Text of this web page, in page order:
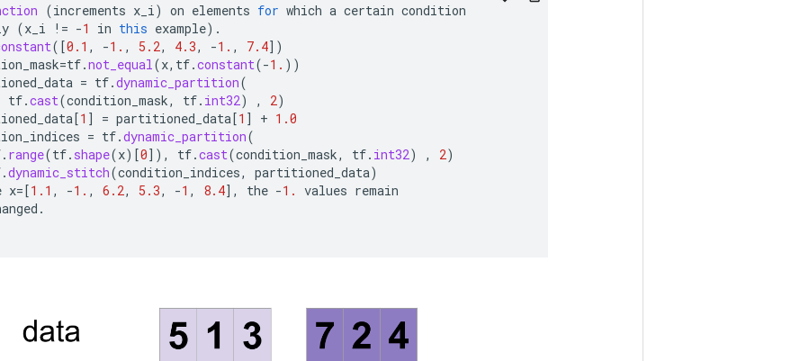
(increments x_i) on elements for which a certain condition
(x_i != -1 in this example).
( [0.1 , -1. , 5.2, 4.3, -1. , 7.4] )
=tf.not_equal(x, tf.constant(-1. ))
= tf.dynamic_partition(
tf.cast(condition_mask, tf. int32) , 2)
[1 ] = partitioned_data[1 ] + 1.0
= tf.dynamic_partition(
. range(tf. shape(x) [0] ), tf.cast(condition_mask, tf. int32) , 2)
.dynamic_stitch(condition_indices, partitioned_data)
x=[1.1 , -1. , 6.2, 5.3, -1 , 8.4] , the -1. values remain
.